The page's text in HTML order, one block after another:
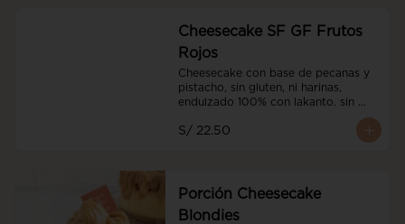
Cheesecake SF GF Frutos
Rojos
Cheesecake con base de pecanas y
pistacho, sin gluten, ni harinas,
endulzado 100% con lakanto. sin
azucar, con nuestro coulis sin azucar
de frutos rojos y frutos rojos
S/ 22.50
Porción Cheesecake
Blondies